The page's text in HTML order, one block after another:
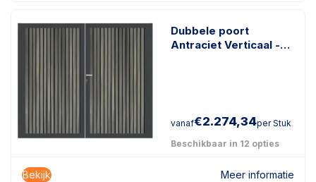
Dubbele poort
Antraciet Verticaal -
vanaf€2.274,34per Stuk
Beschikbaar in 12 opties
Bekijk Meer informatie